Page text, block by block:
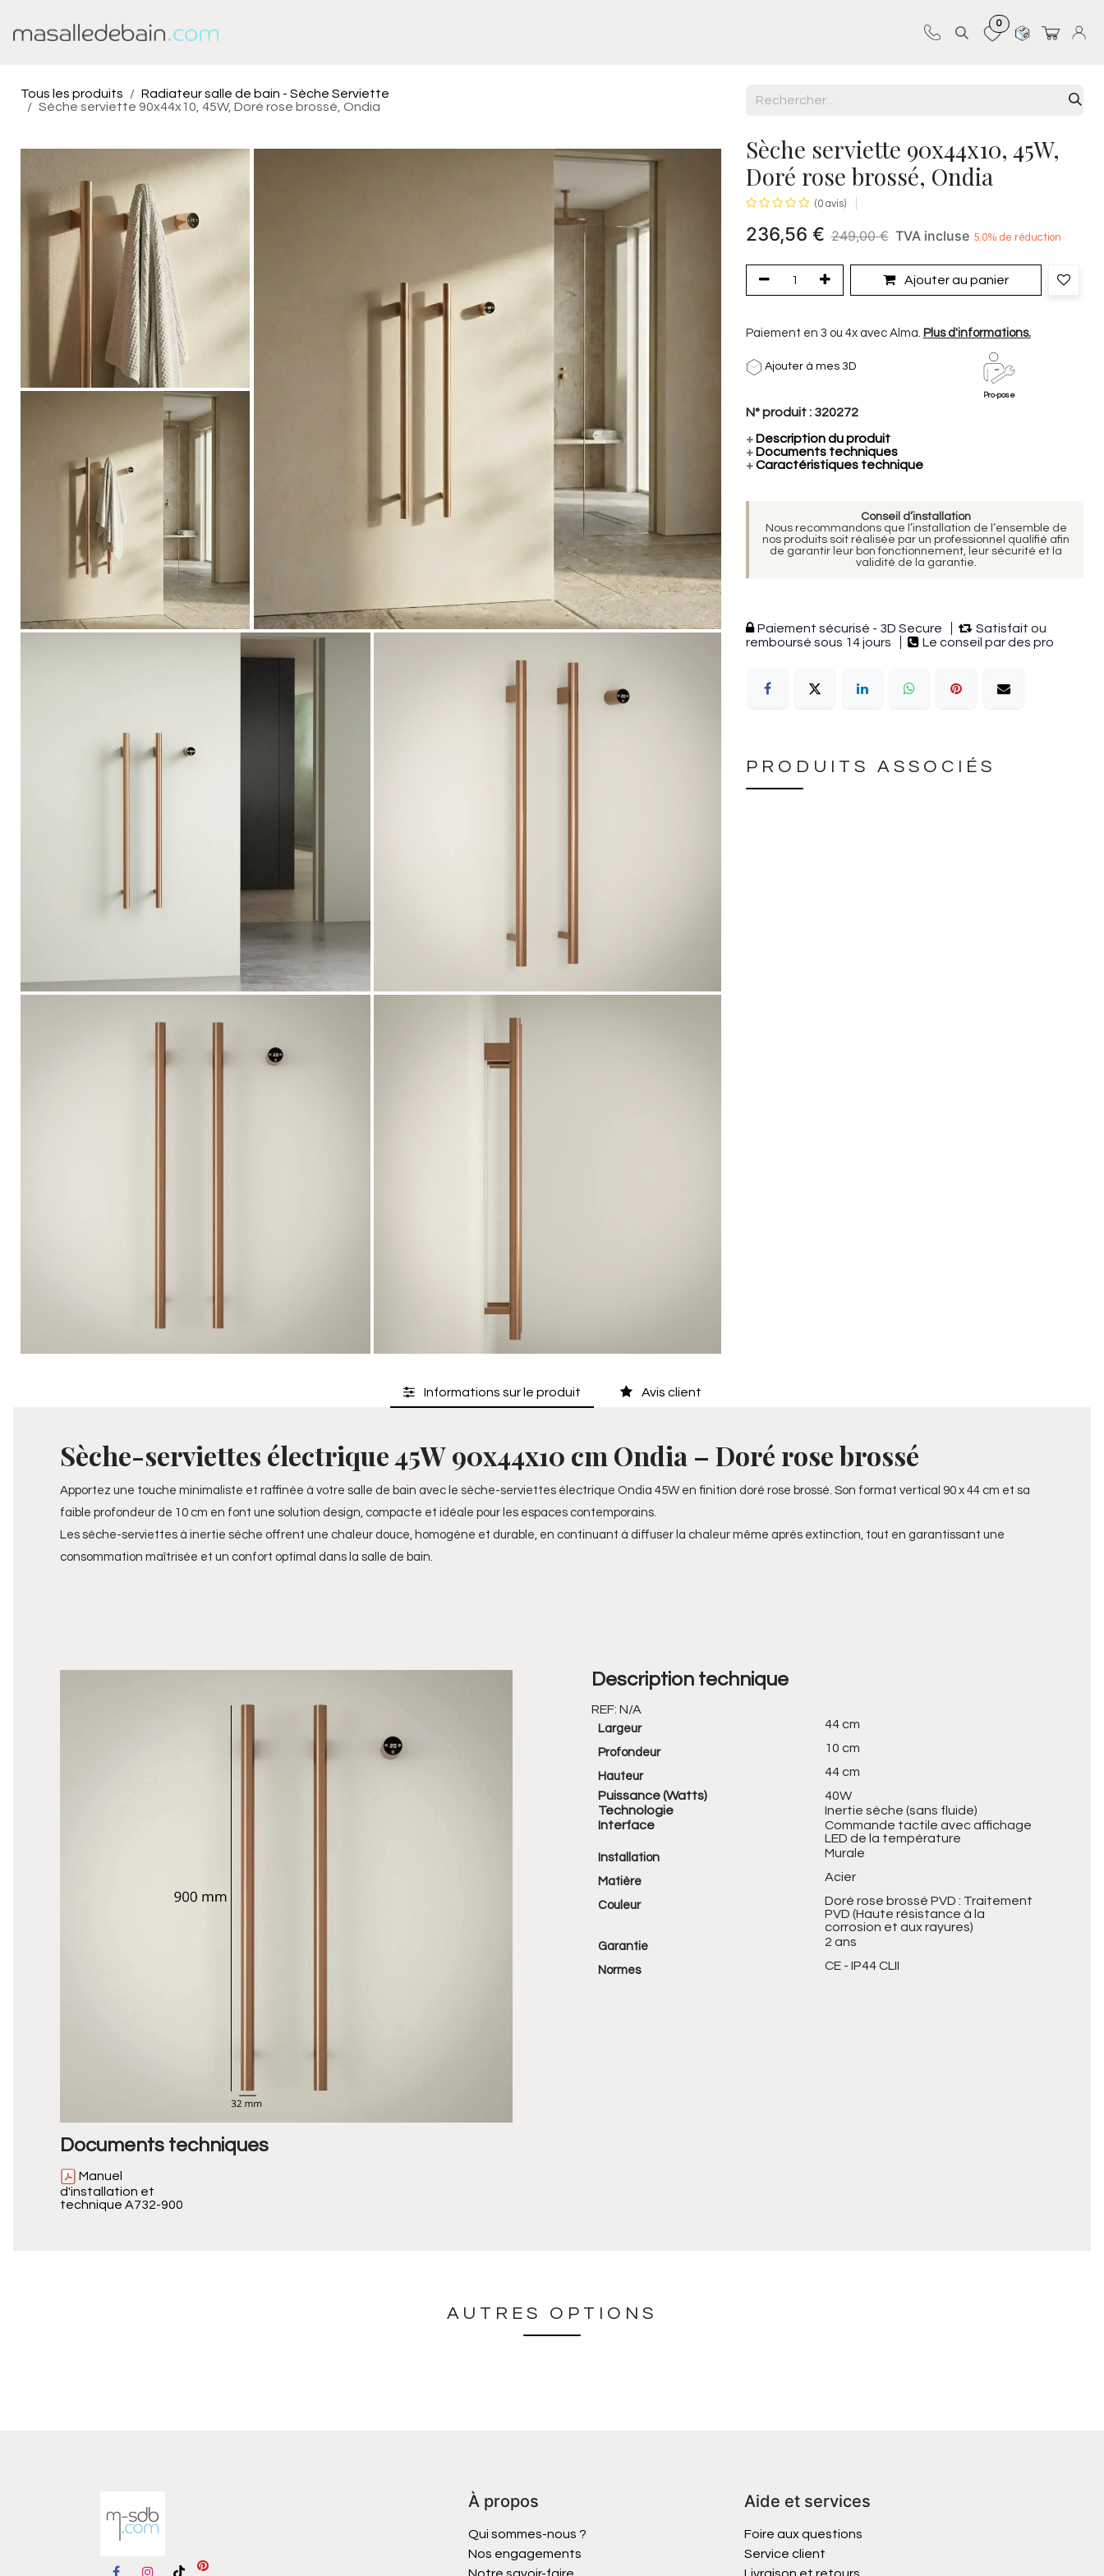
0
Tous les produits
Radiateur salle de bain - Sèche Serviette
Sèche serviette 90x44x10, 45W, Doré rose brossé, Ondia
Sèche serviette 90x44x10, 45W,
Doré rose brossé, Ondia
(0 avis)
236,56 € 249,00€ TVA incluse 5.0% de réduction
Ajouter au panier
Paiement en 3 ou 4x avec Alma. Plus d'informations.
Ajouter à mes 3D
Pro-pose
N° produit : 320272
+Description du produit
+Documents techniques
+Caractéristiques technique
Conseil d’installation
Nous recommandons que l’installation de l’ensemble de
nos produits soit réalisée par un professionnel qualifié afin
de garantir leur bon fonctionnement, leur sécurité et la
validité de la garantie.
Paiement sécurisé - 3D Secure
Satisfait ou
remboursé sous 14 jours
Le conseil par des pro
PRODUITS ASSOCIÉS
Informations sur le produit Avis client
Sèche-serviettes électrique 45W 90x44x10 cm Ondia – Doré rose brossé
Apportez une touche minimaliste et raffinée à votre salle de bain avec le sèche-serviettes électrique Ondia 45W en finition doré rose brossé. Son format vertical 90 x 44 cm et sa
faible profondeur de 10 cm en font une solution design, compacte et idéale pour les espaces contemporains.
Les sèche-serviettes à inertie sèche offrent une chaleur douce, homogène et durable, en continuant à diffuser la chaleur même après extinction, tout en garantissant une
consommation maîtrisée et un confort optimal dans la salle de bain.
Documents techniques
Manuel
d'installation et
technique A732-900
Description technique
REF: N/A
Largeur 44 cm
Profondeur 10 cm
Hauteur
44 cm
Puissance (Watts)
40W
Technologie
Inertie sèche (sans fluide)
Interface
Commande tactile avec affichage
LED de la température
Installation Murale
Matière Acier
Couleur
Doré rose brossé PVD : Traitement
PVD (Haute résistance à la
corrosion et aux rayures)
Garantie 2 ans
Normes CE - IP44 CLII
AUTRES OPTIONS
À propos
Qui sommes-nous ?
Nos engagements
Aide et services
Foire aux questions
Service client